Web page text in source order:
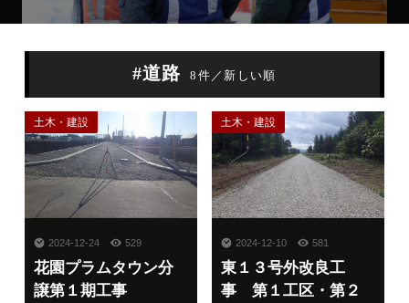
#道路 8件／新しい順
土木・建設
2024-12-24 529
花園プラムタウン分
譲第１期工事
土木・建設
2024-12-10 581
東１３号外改良工
事 第１工区・第２